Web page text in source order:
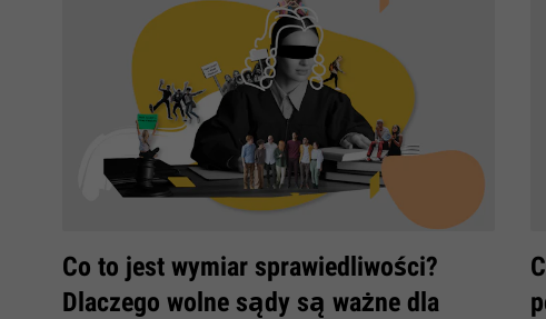
Co to jest wymiar sprawiedliwości?
Dlaczego wolne sądy są ważne dla